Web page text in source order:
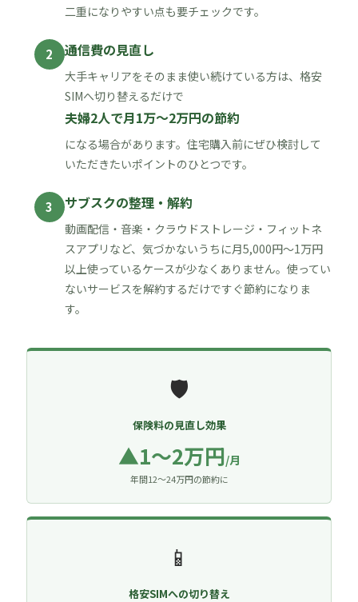
二重になりやすい点も要チェックです。
2 通信費の見直し
大手キャリアをそのまま使い続けている方は、格安
SIMへ切り替えるだけで
夫婦2人で月1万〜2万円の節約
になる場合があります。住宅購入前にぜひ検討して
いただきたいポイントのひとつです。
3 サブスクの整理・解約
動画配信・音楽・クラウドストレージ・フィットネ
スアプリなど、気づかないうちに月5,000円〜1万円
以上使っているケースが少なくありません。使ってい
ないサービスを解約するだけですぐ節約になりま
す。
🛡
保険料の見直し効果
▲1〜2万円/月
年間12〜24万円の節約に
📱
格安SIMへの切り替え